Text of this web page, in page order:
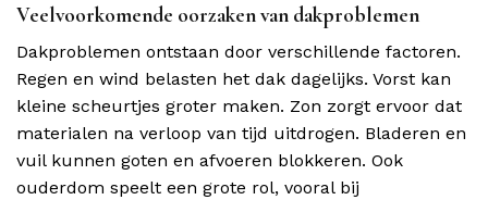
Veelvoorkomende oorzaken van dakproblemen
Dakproblemen ontstaan door verschillende factoren.
Regen en wind belasten het dak dagelijks. Vorst kan
kleine scheurtjes groter maken. Zon zorgt ervoor dat
materialen na verloop van tijd uitdrogen. Bladeren en
vuil kunnen goten en afvoeren blokkeren. Ook
ouderdom speelt een grote rol, vooral bij